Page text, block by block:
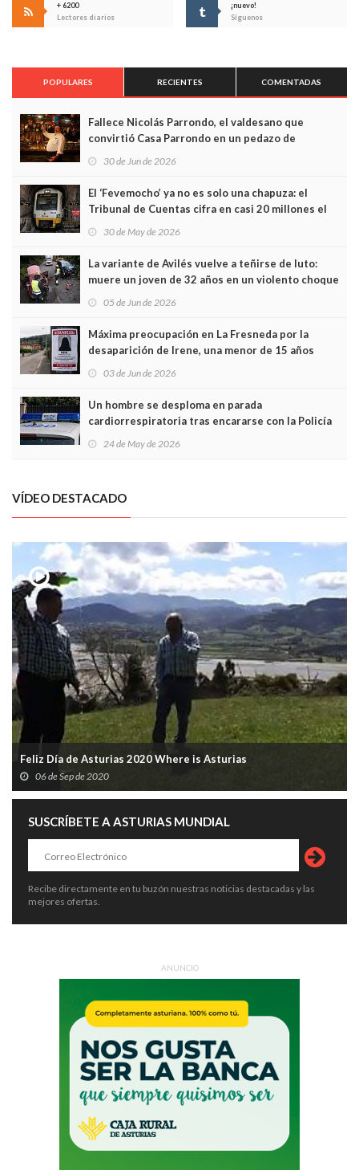
+ 6200
Lectores diarios
¡nuevo!
Síguenos
POPULARES RECIENTES COMENTADAS
Fallece Nicolás Parrondo, el valdesano que
convirtió Casa Parrondo en un pedazo de
Asturias en Madrid
30 de Jun de 2026
El ‘Fevemocho’ ya no es solo una chapuza: el
Tribunal de Cuentas cifra en casi 20 millones el
sobrecoste de los trenes que no cabían por los
30 de May de 2026
La variante de Avilés vuelve a teñirse de luto:
muere un joven de 32 años en un violento choque
frontal
05 de Jun de 2026
Máxima preocupación en La Fresneda por la
desaparición de Irene, una menor de 15 años
03 de Jun de 2026
Un hombre se desploma en parada
cardiorrespiratoria tras encararse con la Policía
Local en Luanco
24 de May de 2026
VÍDEO DESTACADO
Feliz Día de Asturias 2020 Where is Asturias
06 de Sep de 2020
SUSCRÍBETE A ASTURIAS MUNDIAL
Recibe directamente en tu buzón nuestras noticias destacadas y las
mejores ofertas.
ANUNCIO